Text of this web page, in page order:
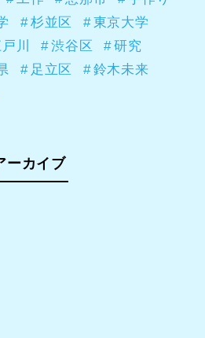
杉並区
東京大学
川 渋谷区
研究
足立区
鈴木未来
ーカイブ